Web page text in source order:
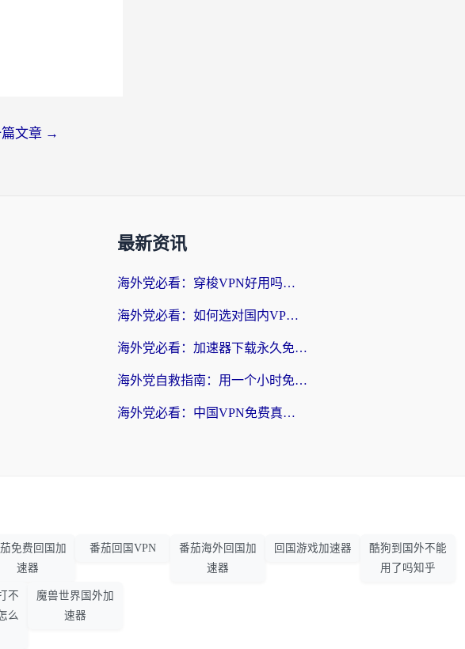
文章 →
最新资讯
海外党必看：穿梭VPN好用吗？和云帆VPN对比哪个回国效果更好？附真实测评+避坑指南
海外党必看：如何选对国内VPN，实现无缝访问国内资源？
海外党必看：加速器下载永久免费版真的存在吗？教你无缝访问国内资源的正确姿势
海外党自救指南：用一个小时免费加速器，轻松打破国内资源访问壁垒？
海外党必看：中国VPN免费真的靠谱吗？手把手教你选对回国加速器
免费回国加
速器
番茄回国VPN
番茄海外回国加
速器
回国游戏加速器
酷狗到国外不能
用了吗知乎
不
么
魔兽世界国外加
速器